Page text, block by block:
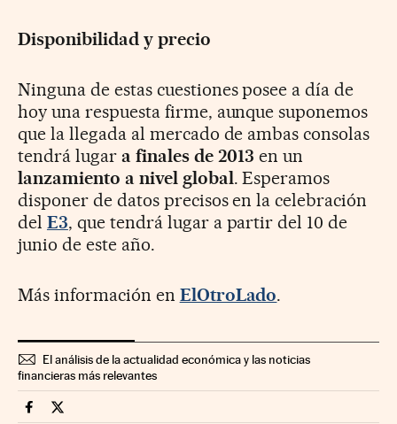
Disponibilidad y precio
Ninguna de estas cuestiones posee a día de
hoy una respuesta firme, aunque suponemos
que la llegada al mercado de ambas consolas
tendrá lugar a finales de 2013 en un
lanzamiento a nivel global. Esperamos
disponer de datos precisos en la celebración
del E3, que tendrá lugar a partir del 10 de
junio de este año.
Más información en ElOtroLado.
El análisis de la actualidad económica y las noticias
financieras más relevantes
Companias Cinco Días en Facebook
Companias Cinco Días en Twitter